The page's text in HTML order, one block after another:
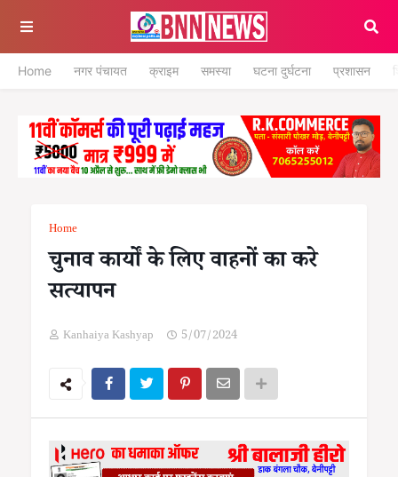
Home नगर पंचायत क्राइम समस्या घटना दुर्घटना प्रशासन
Home
चुनाव कार्यों के लिए वाहनों का करे
सत्यापन
Kanhaiya Kashyap 5/07/2024